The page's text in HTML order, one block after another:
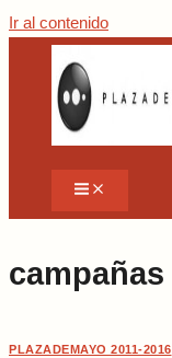
Ir al contenido
campañas
PLAZADEMAYO 2011-2016